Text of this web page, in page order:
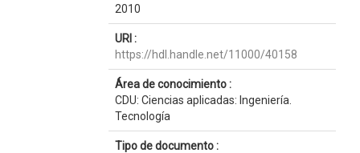
2010
URI :
https://hdl.handle.net/11000/40158
Área de conocimiento :
CDU: Ciencias aplicadas: Ingeniería.
Tecnología
Tipo de documento :